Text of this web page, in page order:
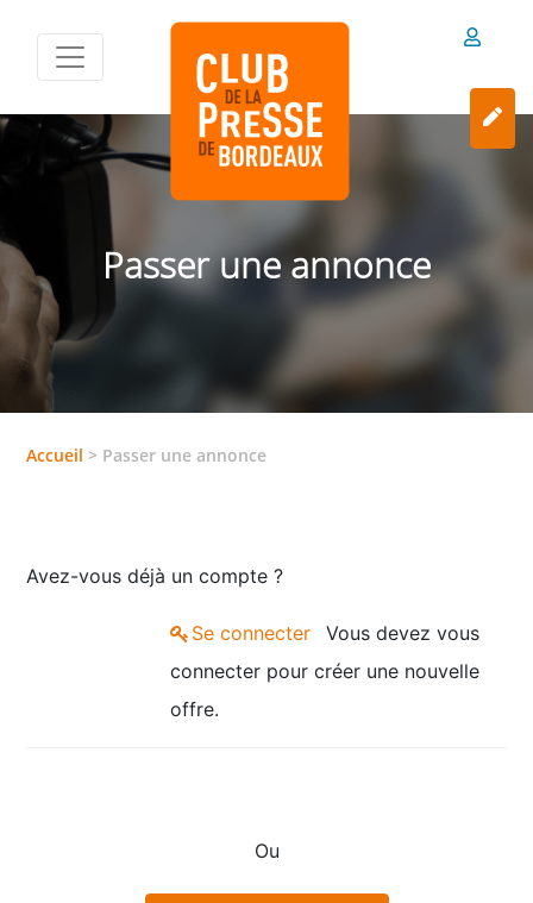
Passer une annonce
Accueil > Passer une annonce
Avez-vous déjà un compte ?
Se connecter
Vous devez vous
connecter pour créer une nouvelle
offre.
Ou